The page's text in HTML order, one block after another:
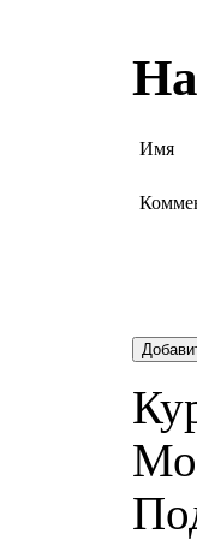
Имя